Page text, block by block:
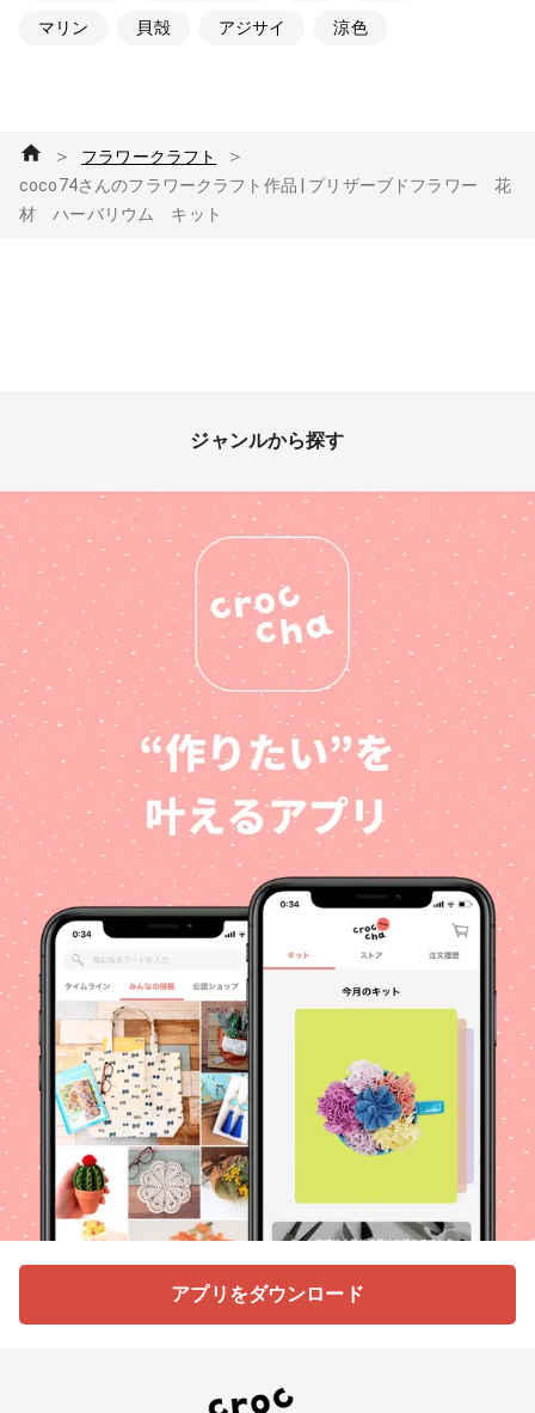
マリン 貝殻 アジサイ 涼色
＞ フラワークラフト ＞
coco74さんのフラワークラフト作品 | プリザーブドフラワー 花
材 ハーバリウム キット
ジャンルから探す
アプリをダウンロード